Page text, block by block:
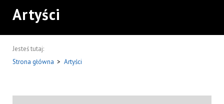
Artyści
Jesteś tutaj:
Strona główna > Artyści